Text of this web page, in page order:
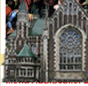
Ікона Львівської